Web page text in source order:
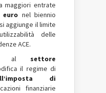
maggiori entrate
nel biennio
aggiunge il limite
delle
ACE.
al settore
il regime di
di
finanziarie